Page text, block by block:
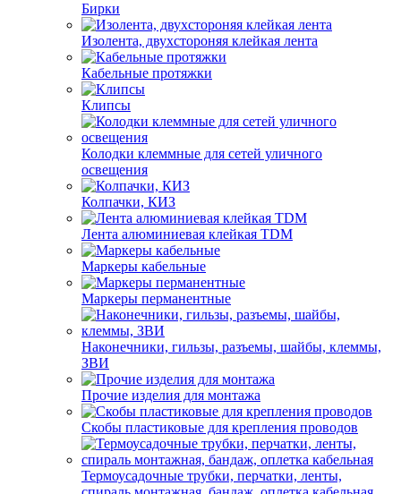
Бирки
Изолента, двухстороняя клейкая лента
Кабельные протяжки
Клипсы
Колодки клеммные для сетей уличного
освещения
Колпачки, КИЗ
Лента алюминиевая клейкая TDM
Маркеры кабельные
Маркеры перманентные
Наконечники, гильзы, разъемы, шайбы, клеммы,
ЗВИ
Прочие изделия для монтажа
Скобы пластиковые для крепления проводов
Термоусадочные трубки, перчатки, ленты,